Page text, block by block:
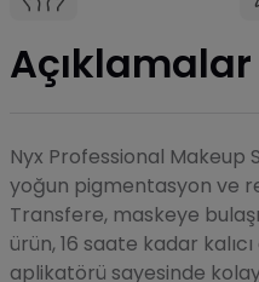
Açıklamalar
Nyx Professional Makeup
yoğun pigmentasyon ve
Transfere, maskeye
ürün, 16 saate kadar
aplikatörü sayesinde